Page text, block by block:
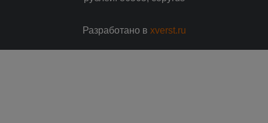
Разработано в xverst.ru